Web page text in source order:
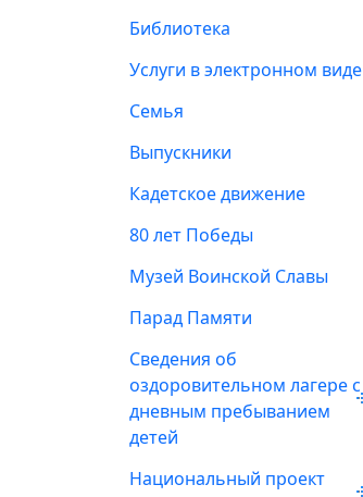
Библиотека
Услуги в электронном виде
Семья
Выпускники
Кадетское движение
80 лет Победы
Музей Воинской Славы
Парад Памяти
Сведения об
оздоровительном лагере с
дневным пребыванием
детей
Национальный проект